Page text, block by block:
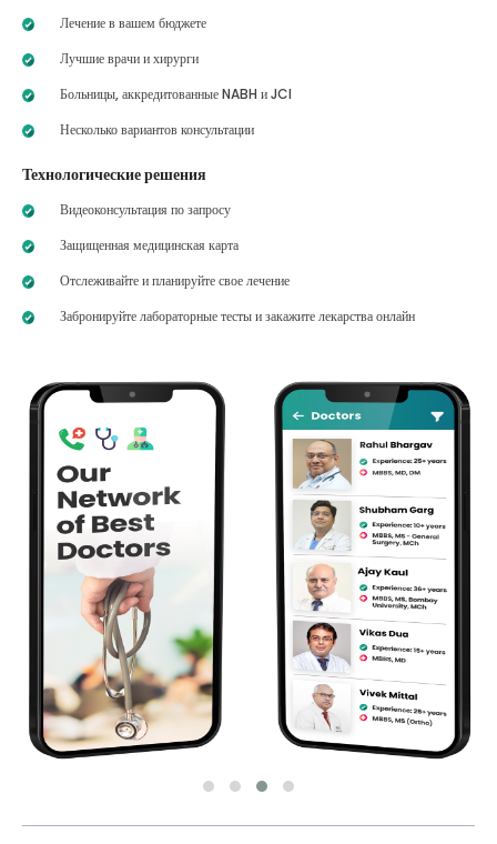
Лечение в вашем бюджете
Лучшие врачи и хирурги
Больницы, аккредитованные NABH и JCI
Несколько вариантов консультации
Технологические решения
Видеоконсультация по запросу
Защищенная медицинская карта
Отслеживайте и планируйте свое лечение
Забронируйте лабораторные тесты и закажите лекарства онлайн